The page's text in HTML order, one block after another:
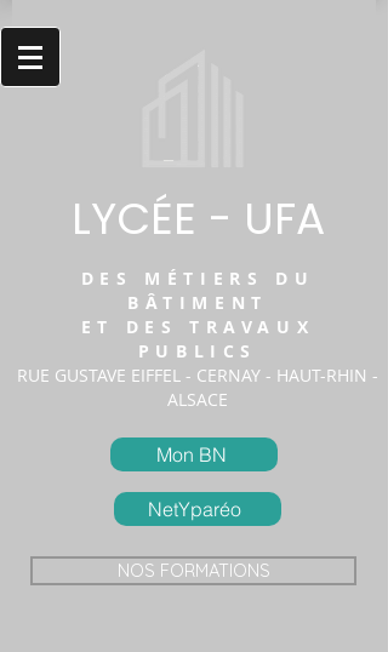
LYCÉE - UFA
DES MÉTIERS DU
BÂTIMENT
ET DES TRAVAUX
PUBLICS
RUE GUSTAVE EIFFEL - CERNAY - HAUT-RHIN -
ALSACE
Mon BN
NetYparéo
NOS FORMATIONS